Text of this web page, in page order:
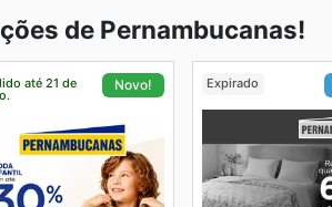
de Pernambucanas!
até 21 de Novo! Expirado